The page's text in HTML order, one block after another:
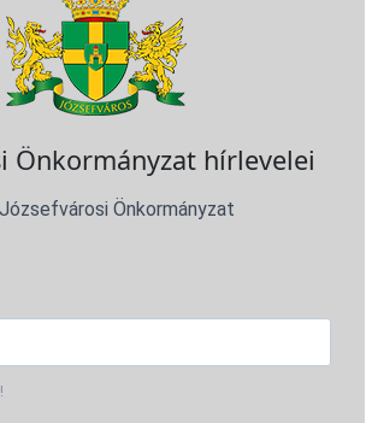
Önkormányzat hírlevelei
Önkormányzat